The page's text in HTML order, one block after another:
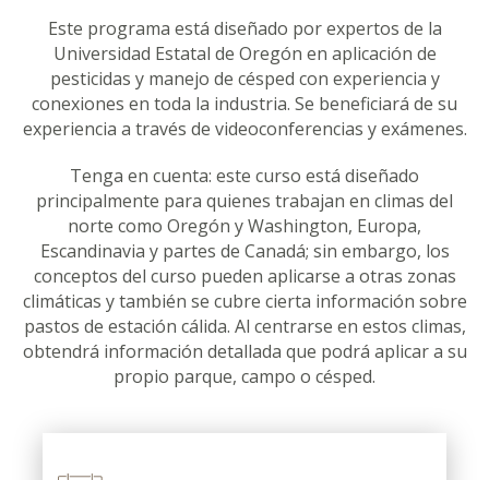
Este programa está diseñado por expertos de la
Universidad Estatal de Oregón en aplicación de
pesticidas y manejo de césped con experiencia y
conexiones en toda la industria. Se beneficiará de su
experiencia a través de videoconferencias y exámenes.
Tenga en cuenta: este curso está diseñado
principalmente para quienes trabajan en climas del
norte como Oregón y Washington, Europa,
Escandinavia y partes de Canadá; sin embargo, los
conceptos del curso pueden aplicarse a otras zonas
climáticas y también se cubre cierta información sobre
pastos de estación cálida. Al centrarse en estos climas,
obtendrá información detallada que podrá aplicar a su
propio parque, campo o césped.